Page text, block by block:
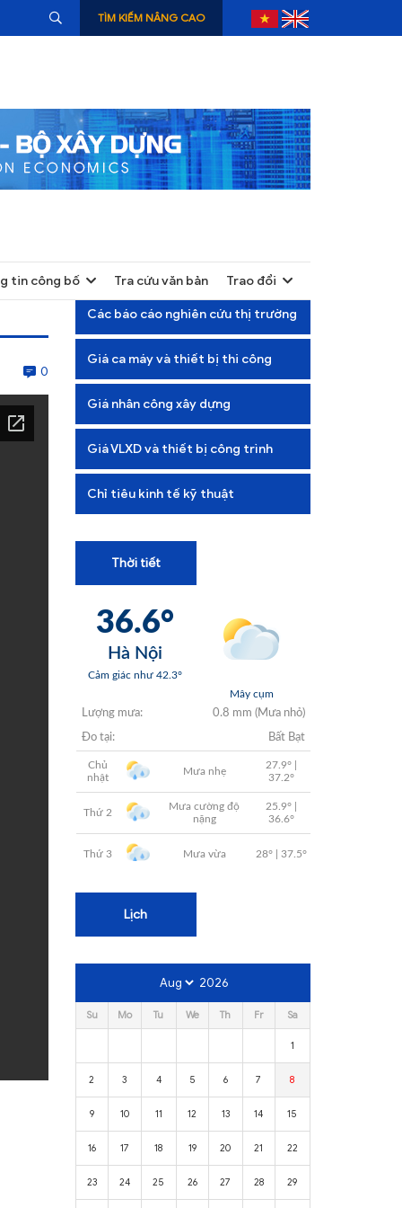
TÌM KIẾM NÂNG CAO
tin công bố Tra cứu văn bản Trao đổi
0
Các báo cáo nghiên cứu thị trường
Giá ca máy và thiết bị thi công
Giá nhân công xây dựng
Giá VLXD và thiết bị công trình
Chỉ tiêu kinh tế kỹ thuật
Thời tiết
Lịch
2026
Su Mo Tu We Th Fr Sa
1
2 3 4 5 6 7 8
9 10 11 12 13 14 15
16 17 18 19 20 21 22
23 24 25 26 27 28 29